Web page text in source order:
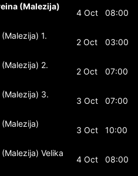
(Malezija)
4 Oct 08:00
1.
2 Oct 03:00
2.
2 Oct 07:00
3.
3 Oct 07:00
3 Oct 10:00
Velika
4 Oct 08:00